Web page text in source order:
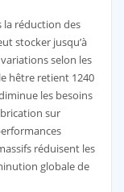
la réduction des
stocker jusqu’à
selon les
hêtre retient 1240
les besoins
sur
réduisent les
globale de